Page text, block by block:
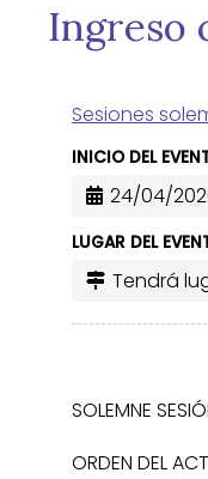
Ingreso
Sesiones
INICIO DEL
24/04/
LUGAR DEL
Tendrá
SOLEMNE
ORDEN DEL